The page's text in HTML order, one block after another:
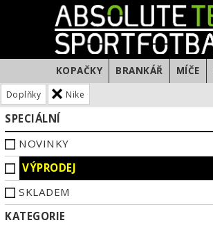
KOPAČKY BRANKÁŘ MÍČE
Doplňky Nike
SPECIÁLNÍ
NOVINKY
VÝPRODEJ
SKLADEM
KATEGORIE